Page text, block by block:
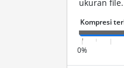
ukuran
0%